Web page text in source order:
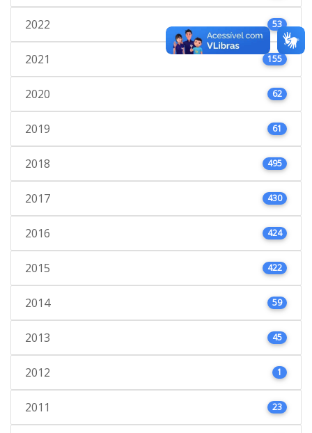
2022 53
2021 155
2020 62
2019 61
2018 495
2017 430
2016 424
2015 422
2014 59
2013 45
2012 1
2011 23